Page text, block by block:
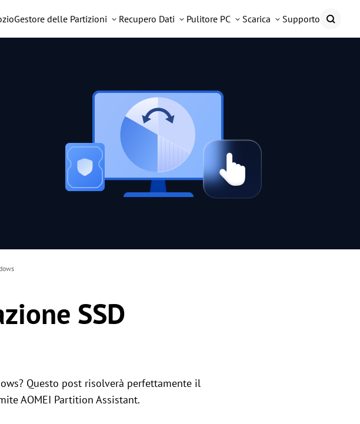
Gestore delle Partizioni Recupero Dati Pulitore PC Scarica Supporto
SSD
Questo post risolverà perfettamente il
AOMEI Partition Assistant.